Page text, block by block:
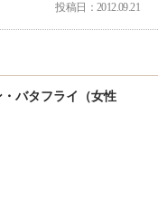
投稿日：2012.09.21
バタフライ（女性